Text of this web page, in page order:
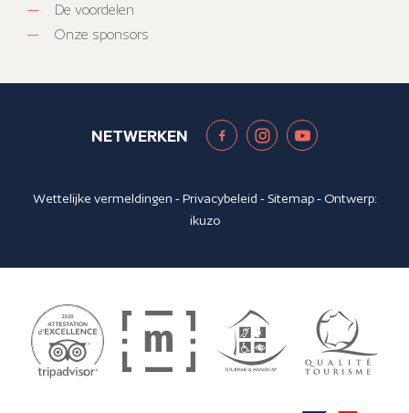
De voordelen
Onze sponsors
NETWERKEN
Wettelijke vermeldingen -Privacybeleid - Sitemap- Ontwerp:
ikuzo